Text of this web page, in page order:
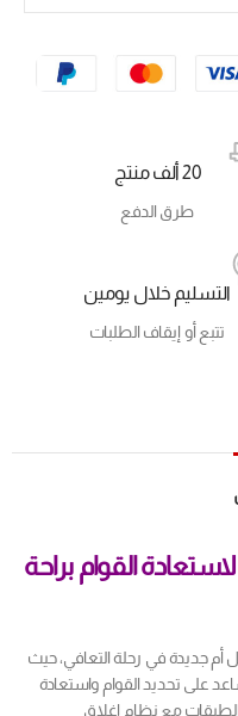
20 ألف منتج
طرق الدفع
التسليم خلال يومين
تتبع أو إيقاف الطلبات
القوام براحة
أم جديدة في رحلة التعافي، حيث
على تحديد القوام واستعادة
مع نظام إغلاق